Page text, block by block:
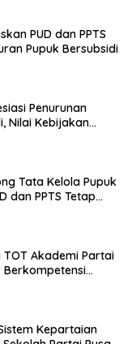
PUD dan PPTS
Pupuk Bersubsidi
Penurunan
Nilai Kebijakan
Tata Kelola Pupuk
dan PPTS Tetap
Akademi Partai
Kepartaian